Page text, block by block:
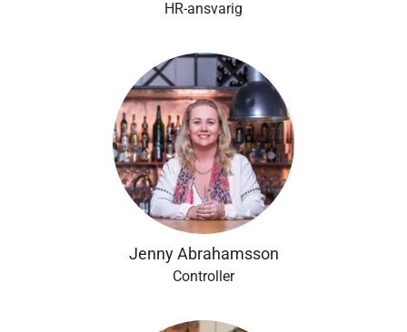
HR-ansvarig
Jenny Abrahamsson
Controller